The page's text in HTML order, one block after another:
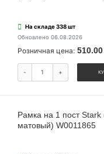
На складе 338 шт
Обновлено 06.08.2026
Розничная цена:
- +
Рамка на 1 пост
матовый) W0011865